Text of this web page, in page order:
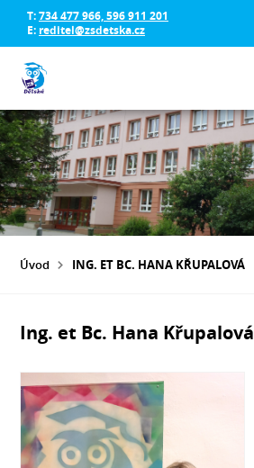
T:734 477 966, 596 911 201
E: reditel@zsdetska.cz
Úvod ING. ET BC. HANA KŘUPALOVÁ
Ing. et Bc. Hana Křupalová